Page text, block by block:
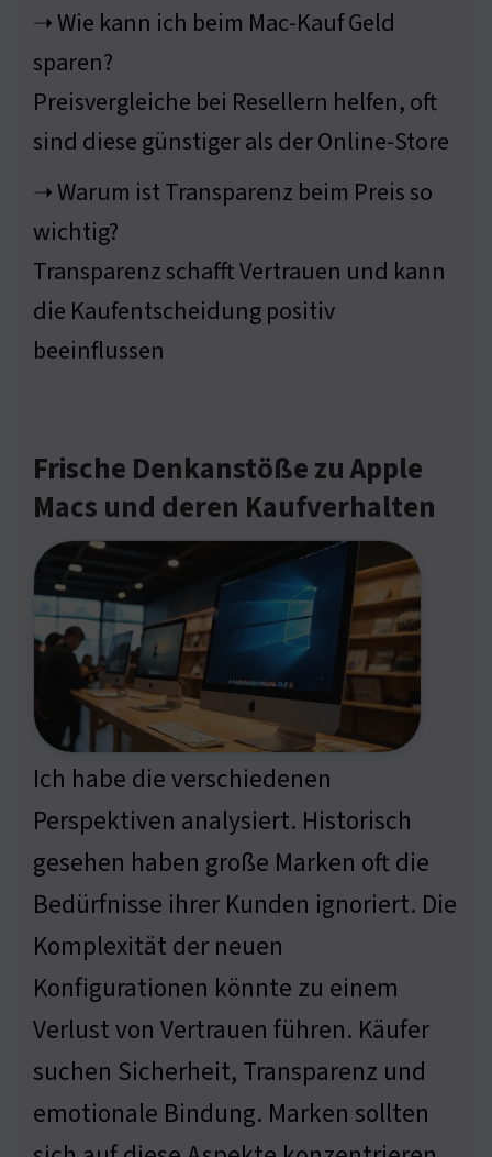
➝ Wie kann ich beim Mac-Kauf Geld
sparen?
Preisvergleiche bei Resellern helfen, oft
sind diese günstiger als der Online-Store
➝ Warum ist Transparenz beim Preis so
wichtig?
Transparenz schafft Vertrauen und kann
die Kaufentscheidung positiv
beeinflussen
Frische Denkanstöße zu Apple
Macs und deren Kaufverhalten
Ich habe die verschiedenen
Perspektiven analysiert. Historisch
gesehen haben große Marken oft die
Bedürfnisse ihrer Kunden ignoriert. Die
Komplexität der neuen
Konfigurationen könnte zu einem
Verlust von Vertrauen führen. Käufer
suchen Sicherheit, Transparenz und
emotionale Bindung. Marken sollten